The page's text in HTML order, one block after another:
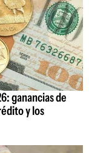
ganancias de
y los